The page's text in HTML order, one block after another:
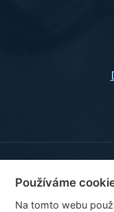
©
Ceny
Používáme
Na tomto webu